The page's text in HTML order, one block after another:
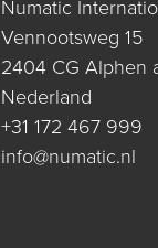
Numatic
Vennootsweg 15
2404 CG Alphen
Nederland
+31 172 467 999
info@numatic.nl